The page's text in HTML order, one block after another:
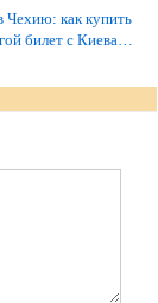
Чехию: как купить
билет с Киева…